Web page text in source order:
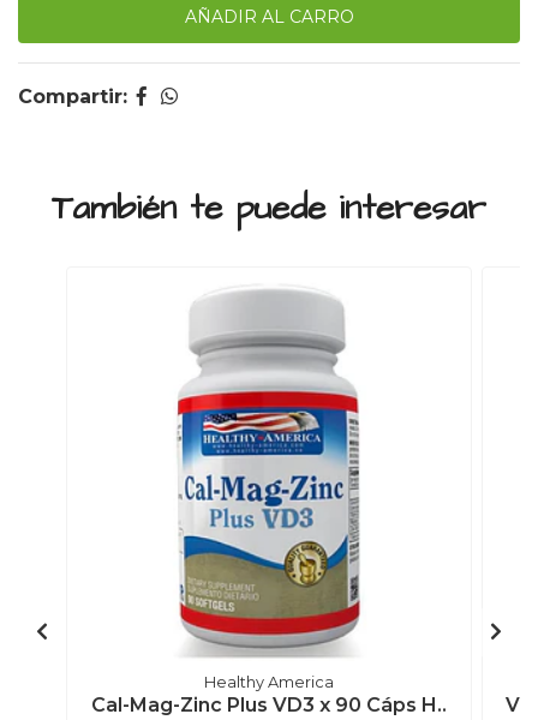
Compartir:
También te puede interesar
Healthy America
Cal-Mag-Zinc Plus VD3 x 90 Cáps H..